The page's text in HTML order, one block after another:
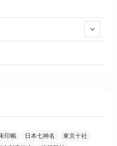
印帳 日本七神名
東京十社